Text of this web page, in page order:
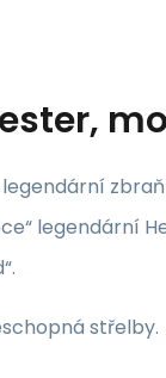
legendární
legendární
střelby.